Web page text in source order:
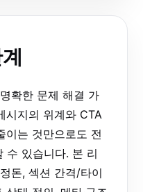
확한 문제 해결 가
시지의 위계와 CTA
이는 것만으로도 전
수 있습니다. 본 리
돈, 섹션 간격/타이